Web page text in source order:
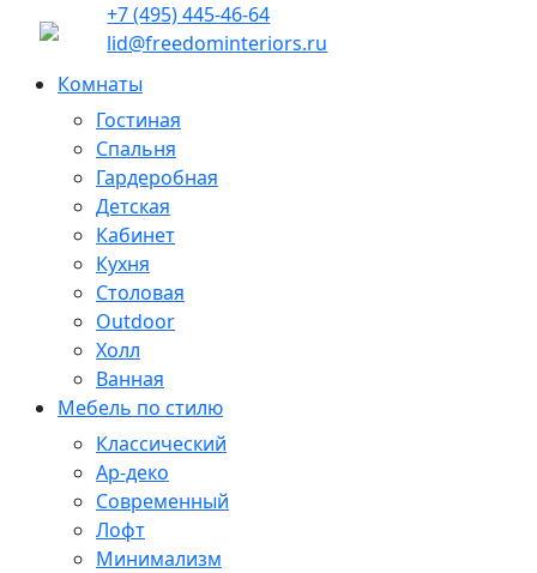
+7 (495) 445-46-64
lid@freedominteriors.ru
Комнаты
Гостиная
Спальня
Гардеробная
Детская
Кабинет
Кухня
Столовая
Outdoor
Холл
Ванная
Мебель по стилю
Классический
Ар-деко
Современный
Лофт
Минимализм